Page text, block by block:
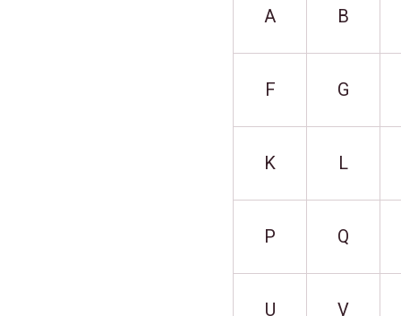
A B
F G
K L
P Q
U V